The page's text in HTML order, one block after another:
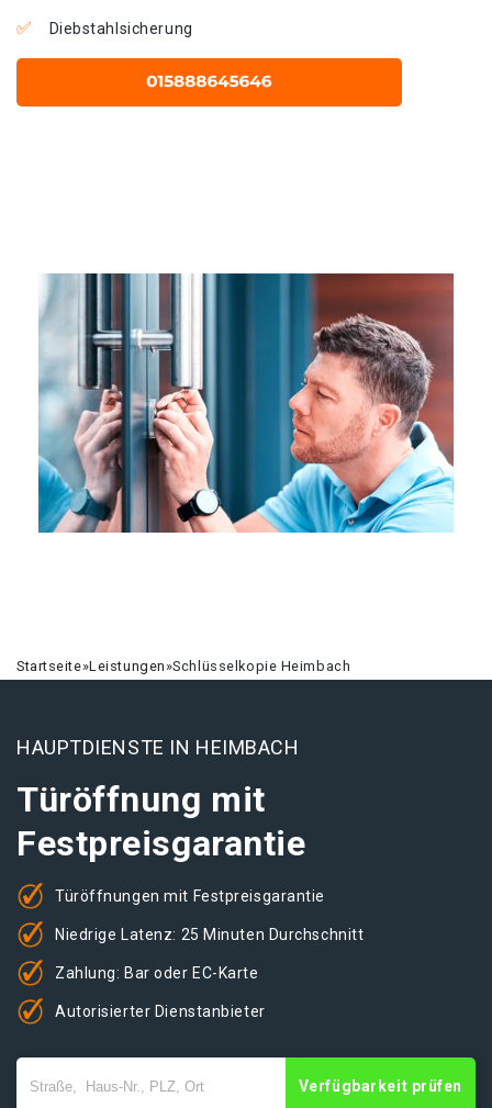
Diebstahlsicherung
Startseite»Leistungen»Schlüsselkopie Heimbach
HAUPTDIENSTE IN HEIMBACH
Türöffnung mit
Festpreisgarantie
Türöffnungen mit Festpreisgarantie
Niedrige Latenz: 25 Minuten Durchschnitt
Zahlung: Bar oder EC-Karte
Autorisierter Dienstanbieter
Verfügbarkeit prüfen